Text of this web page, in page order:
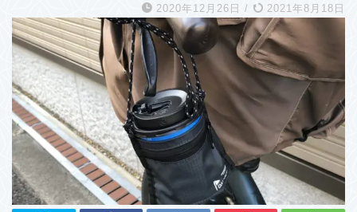
2020年12月26日 / 2021年8月18日